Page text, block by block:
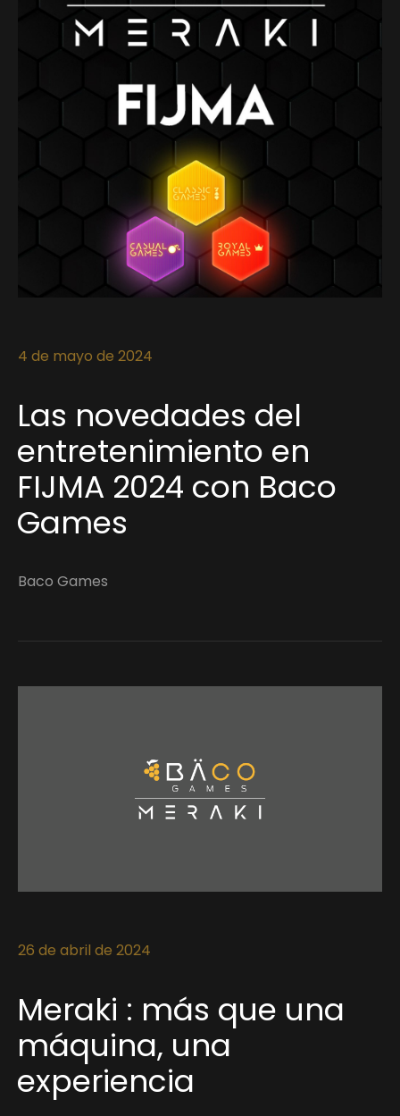
4 de mayo de 2024
Las novedades del
entretenimiento en
FIJMA 2024 con Baco
Games
Baco Games
26 de abril de 2024
Meraki : más que una
máquina, una
experiencia